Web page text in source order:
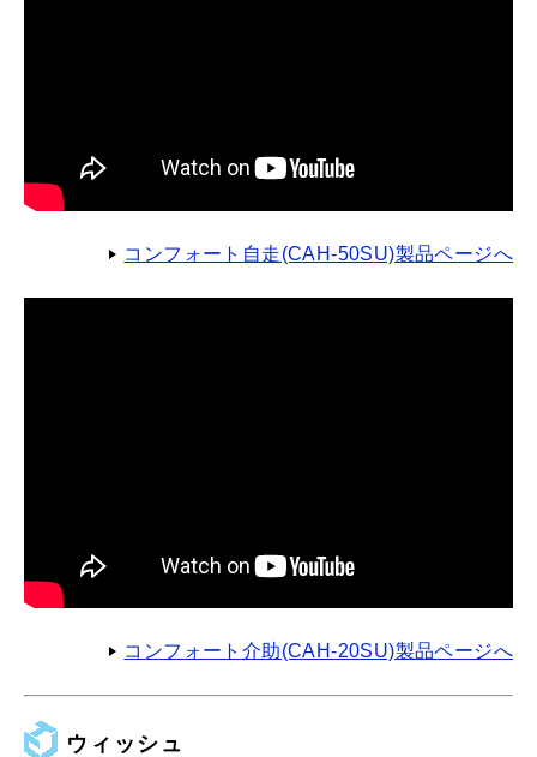
コンフォート自走(CAH-50SU)製品ページへ
コンフォート介助(CAH-20SU)製品ページへ
ウィッシュ